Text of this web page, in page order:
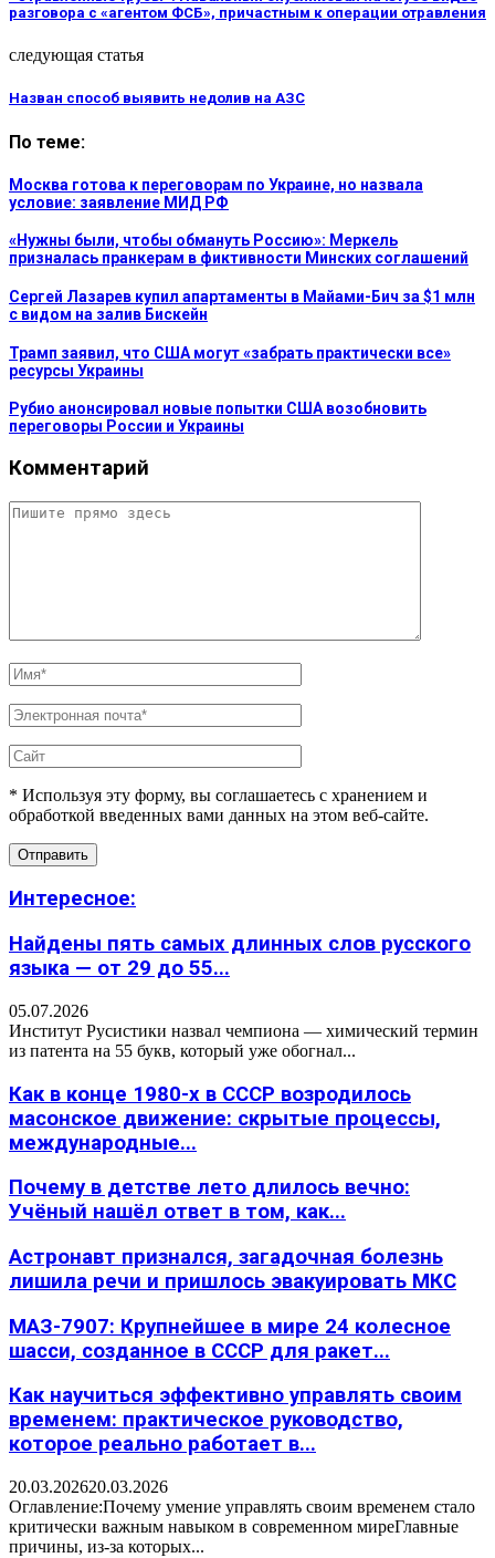
разговора с «агентом ФСБ», причастным к операции отравления
следующая статья
Назван способ выявить недолив на АЗС
По теме:
Москва готова к переговорам по Украине, но назвала
условие: заявление МИД РФ
«Нужны были, чтобы обмануть Россию»: Меркель
призналась пранкерам в фиктивности Минских соглашений
Сергей Лазарев купил апартаменты в Майами-Бич за $1 млн
с видом на залив Бискейн
Трамп заявил, что США могут «забрать практически все»
ресурсы Украины
Рубио анонсировал новые попытки США возобновить
переговоры России и Украины
Комментарий
* Используя эту форму, вы соглашаетесь с хранением и
обработкой введенных вами данных на этом веб-сайте.
Интересное:
Найдены пять самых длинных слов русского
языка — от 29 до 55...
05.07.2026
Институт Русистики назвал чемпиона — химический термин
из патента на 55 букв, который уже обогнал...
Как в конце 1980-х в СССР возродилось
масонское движение: скрытые процессы,
международные...
Почему в детстве лето длилось вечно:
Учёный нашёл ответ в том, как...
Астронавт признался, загадочная болезнь
лишила речи и пришлось эвакуировать МКС
МАЗ-7907: Крупнейшее в мире 24 колесное
шасси, созданное в СССР для ракет...
Как научиться эффективно управлять своим
временем: практическое руководство,
которое реально работает в...
20.03.202620.03.2026
Оглавление:Почему умение управлять своим временем стало
критически важным навыком в современном миреГлавные
причины, из-за которых...